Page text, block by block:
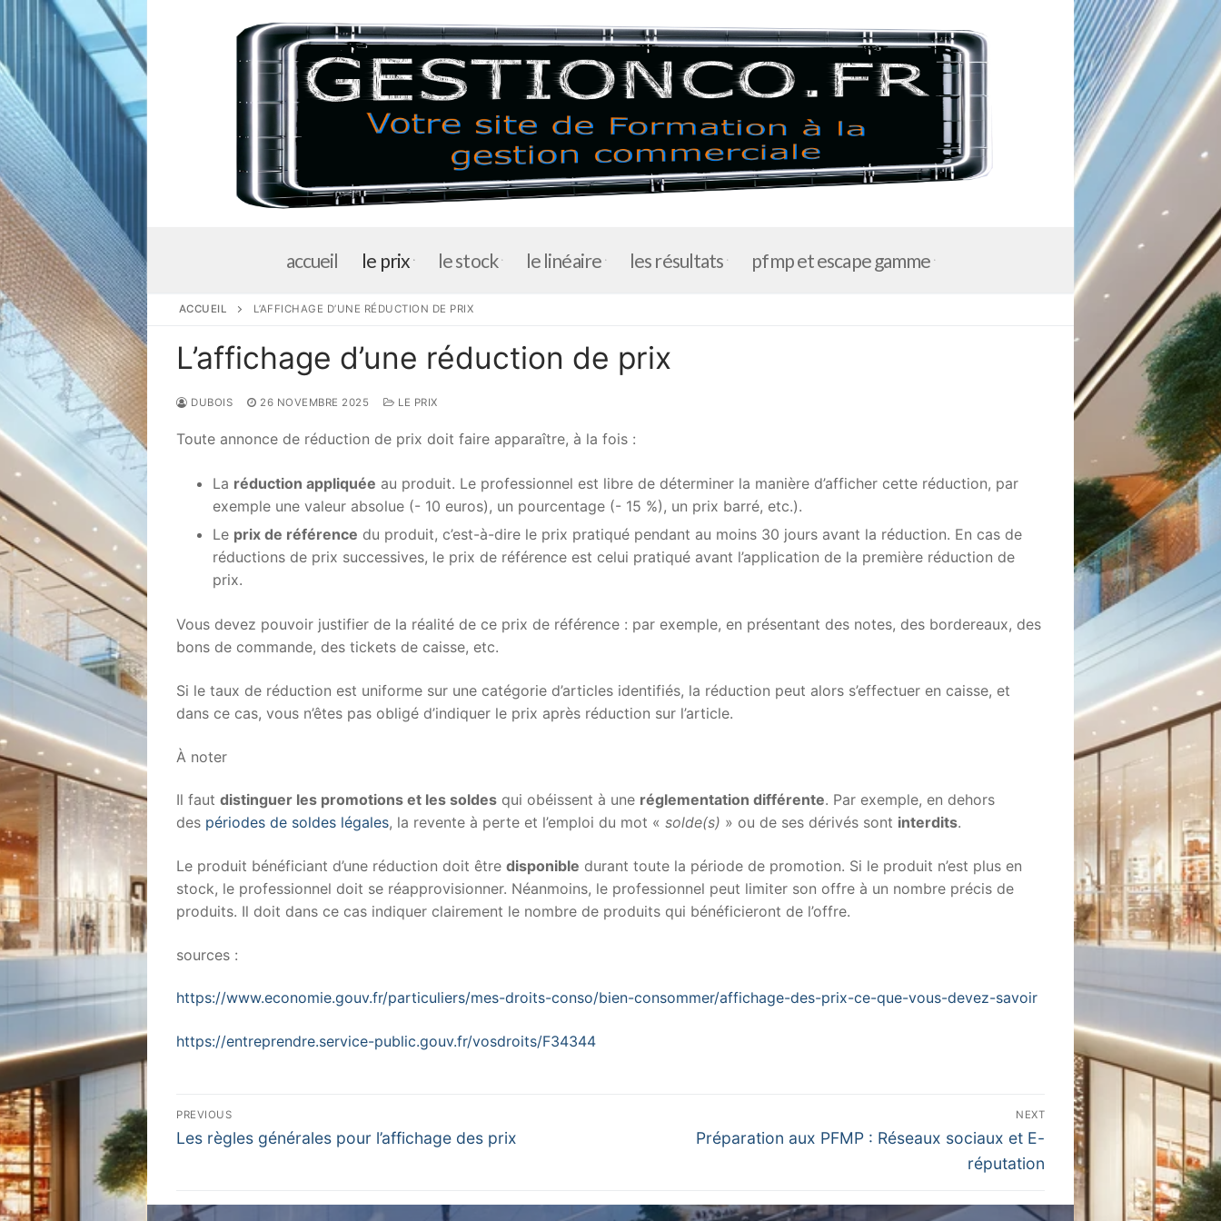
accueil le prix le stock le linéaire les résultats pfmp et escape gamme
accueil
le prix
Les règles générales pour l’affichage des prix
L’affichage d’une réduction de prix
Comment fixer un prix?
Le prix psychologique
Vidéo : prix de revient et politique de prix
Que contient un prix?
La TVA
Entraînez-vous a tout prix
le stock
Pourquoi gérer les stocks?
Les mouvements de stock
Premier travail en stock!
le linéaire
Les niveaux de présentation
Le calcul du linéaire
La mesure de la performance
Et si on s’amusait!
ACCUEIL L’AFFICHAGE D’UNE RÉDUCTION DE PRIX
L’affichage d’une réduction de prix
DUBOIS 26 NOVEMBRE 2025 LE PRIX
Toute annonce de réduction de prix doit faire apparaître, à la fois :
La réduction appliquée au produit. Le professionnel est libre de déterminer la manière d’afficher cette réduction, par
exemple une valeur absolue (- 10 euros), un pourcentage (- 15 %), un prix barré, etc.).
Le prix de référence du produit, c’est-à-dire le prix pratiqué pendant au moins 30 jours avant la réduction. En cas de
réductions de prix successives, le prix de référence est celui pratiqué avant l’application de la première réduction de
prix.
Vous devez pouvoir justifier de la réalité de ce prix de référence : par exemple, en présentant des notes, des bordereaux, des
bons de commande, des tickets de caisse, etc.
Si le taux de réduction est uniforme sur une catégorie d’articles identifiés, la réduction peut alors s’effectuer en caisse, et
dans ce cas, vous n’êtes pas obligé d’indiquer le prix après réduction sur l’article.
À noter
Il faut distinguer les promotions et les soldes qui obéissent à une réglementation différente. Par exemple, en dehors
des périodes de soldes légales, la revente à perte et l’emploi du mot « solde(s) » ou de ses dérivés sont interdits.
Le produit bénéficiant d’une réduction doit être disponible durant toute la période de promotion. Si le produit n’est plus en
stock, le professionnel doit se réapprovisionner. Néanmoins, le professionnel peut limiter son offre à un nombre précis de
produits. Il doit dans ce cas indiquer clairement le nombre de produits qui bénéficieront de l’offre.
sources :
https://www.economie.gouv.fr/particuliers/mes-droits-conso/bien-consommer/affichage-des-prix-ce-que-vous-devez-savoir
https://entreprendre.service-public.gouv.fr/vosdroits/F34344
Navigation
de
PREVIOUS
Previous
Les règles générales pour l’affichage des prix
NEXT
Next
Préparation aux PFMP : Réseaux sociaux et E-
réputation